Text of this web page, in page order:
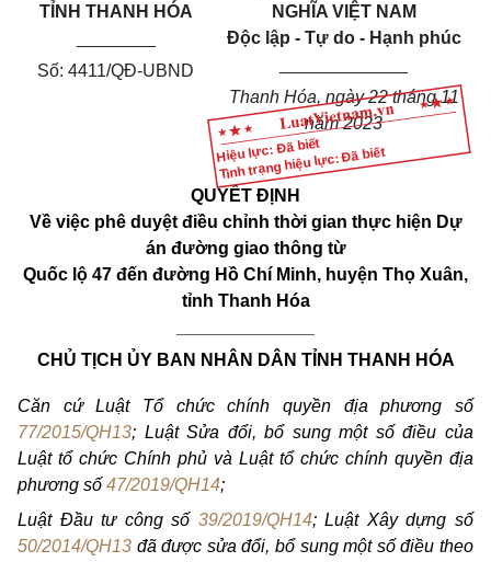
Hiệu lực: Đã biết
Tình trạng hiệu lực: Đã biết
TỈNH THANH HÓA
Số: 4411/QĐ-UBND
NGHĨA VIỆT NAM
Độc lập - Tự do - Hạnh phúc
Thanh Hóa, ngày 22 tháng 11
năm 2023
QUYẾT ĐỊNH
Về việc phê duyệt điều chỉnh thời gian thực hiện Dự
án đường giao thông từ
Quốc lộ 47 đến đường Hồ Chí Minh, huyện Thọ Xuân,
tỉnh Thanh Hóa
CHỦ TỊCH ỦY BAN NHÂN DÂN TỈNH THANH HÓA
Căn cứ Luật Tổ chức chính quyền địa phương số
77/2015/QH13; Luật Sửa đổi, bổ sung một số điều của
Luật tổ chức Chính phủ và Luật tổ chức chính quyền địa
phương số 47/2019/QH14;
Luật Đầu tư công số 39/2019/QH14; Luật Xây dựng số
50/2014/QH13 đã được sửa đổi, bổ sung một số điều theo